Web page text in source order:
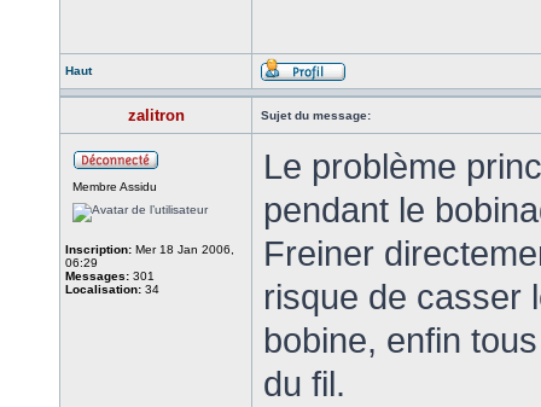
Haut
zalitron Sujet du message:
Membre Assidu
Inscription: Mer 18 Jan 2006,
06:29
Messages: 301
Localisation: 34
Le problème
pendant le
Freiner
risque de casser
bobine, enfin
du fil.